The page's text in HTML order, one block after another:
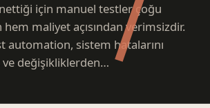
için manuel testler çoğu
maliyet açısından verimsizdir.
automation, sistem hatalarını
değişikliklerden…